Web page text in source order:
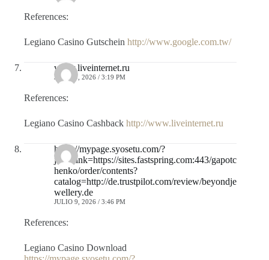
References:
Legiano Casino Gutschein http://www.google.com.tw/
www.liveinternet.ru
JULIO 9, 2026 / 3:19 PM
References:
Legiano Casino Cashback http://www.liveinternet.ru
https://mypage.syosetu.com/?
jumplink=https://sites.fastspring.com:443/gapotc
henko/order/contents?
catalog=http://de.trustpilot.com/review/beyondje
wellery.de
JULIO 9, 2026 / 3:46 PM
References:
Legiano Casino Download